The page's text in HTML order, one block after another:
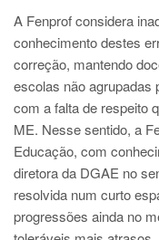
A Fenprof considera
conhecimento destes
correção, mantendo
escolas não agrupadas
com a falta de respeito
ME. Nesse sentido, a
Educação, com
diretora da DGAE no
resolvida num curto
progressões ainda no